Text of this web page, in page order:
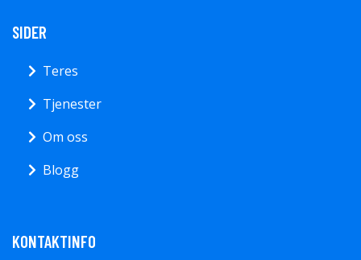
SIDER
Teres
Tjenester
Om oss
Blogg
KONTAKTINFO